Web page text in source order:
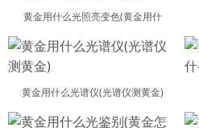
黄金用什么光照亮变色(黄金用什
黄金用什么光谱仪(光谱仪测黄金)